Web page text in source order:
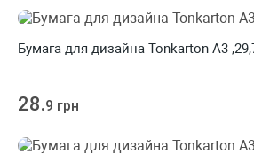
Бумага для дизайна Tonkarton А3
28.9 грн